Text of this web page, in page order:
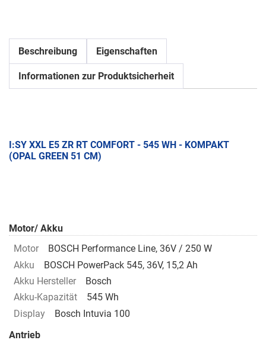
Beschreibung Eigenschaften
Informationen zur Produktsicherheit
I:SY XXL E5 ZR RT COMFORT - 545 WH - KOMPAKT
(OPAL GREEN 51 CM)
Motor/ Akku
Motor
BOSCH Performance Line, 36V / 250 W
Akku
BOSCH PowerPack 545, 36V, 15,2 Ah
Akku Hersteller
Bosch
Akku-Kapazität
545 Wh
Display
Bosch Intuvia 100
Antrieb